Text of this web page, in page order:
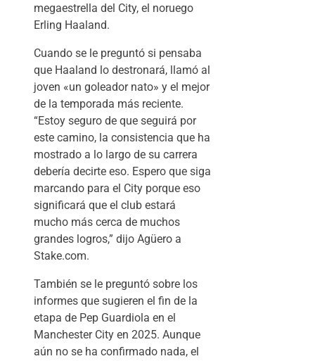
megaestrella del City, el noruego
Erling Haaland.
Cuando se le preguntó si pensaba
que Haaland lo destronará, llamó al
joven «un goleador nato» y el mejor
de la temporada más reciente.
“Estoy seguro de que seguirá por
este camino, la consistencia que ha
mostrado a lo largo de su carrera
debería decirte eso. Espero que siga
marcando para el City porque eso
significará que el club estará
mucho más cerca de muchos
grandes logros,” dijo Agüero a
Stake.com.
También se le preguntó sobre los
informes que sugieren el fin de la
etapa de Pep Guardiola en el
Manchester City en 2025. Aunque
aún no se ha confirmado nada, el